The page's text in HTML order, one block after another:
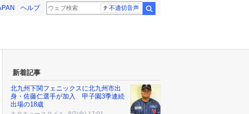
ヘルプ 不適切音声
新着記事
北九州下関フェニックスに北九州市出
身・佐藤仁選手が加入 甲子園3季連続
出場の18歳